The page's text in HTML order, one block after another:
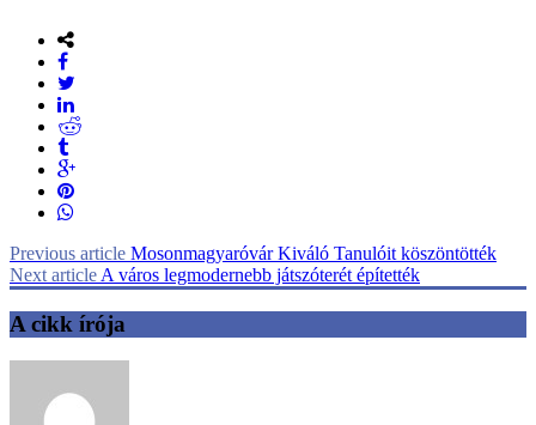
Previous article Mosonmagyaróvár Kiváló Tanulóit köszöntötték
Next article A város legmodernebb játszóterét építették
A cikk írója